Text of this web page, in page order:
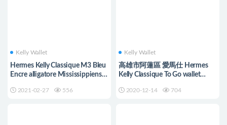
Kelly Wallet
Hermes Kelly Classique M3 Bleu
Encre alligatore Mississippiensis
2021-02-27 556
Kelly Wallet
高雄市阿蓮區 愛馬仕 Hermes
Kelly Classique To Go wallet
2020-12-14 704